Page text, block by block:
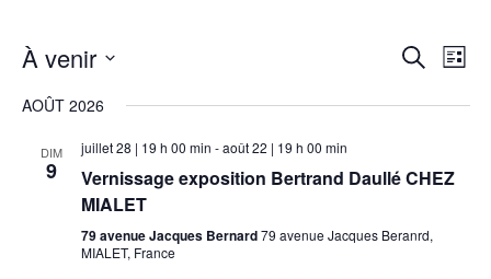
VUES
Recherche
de
Liste
À venir
une
AOÛT 2026
DIM
9
juillet 28 | 19 h 00 min -août 22 | 19 h 00 min
Vernissage exposition Bertrand Daullé CHEZ
MIALET
79 avenue Jacques Bernard79 avenue Jacques Beranrd,
MIALET, France